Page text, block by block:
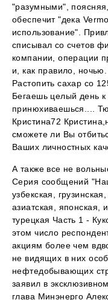
"разумными",
обеспечит "дека
использование".
списывал со счетов
компании, операции
и, как правило,
Растопить сахар со
Бегаешь целый день к
принюхиваешься....
Кристина72
сможете ли Вы
Ваших личностных
А также все не
Серия сообщений
узбекская,
азиатская, японская,
турецкая Часть 1 -
этом число
акциям более чем
не видящих в них
нефтедобывающих
заявил в
глава Минэнерго